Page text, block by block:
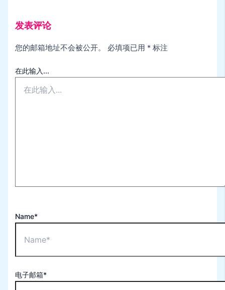
发表评论
您的邮箱地址不会被公开。 必填项已用 * 标注
在此输入...
Name*
电子邮箱*